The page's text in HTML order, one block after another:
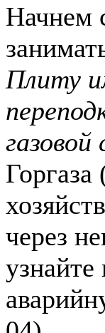
Начнем
Плиту
Горгаза
через